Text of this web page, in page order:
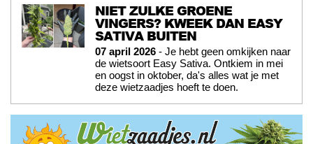
NIET ZULKE GROENE
VINGERS? KWEEK DAN EASY
SATIVA BUITEN
07 april 2026 - Je hebt geen omkijken naar
de wietsoort Easy Sativa. Ontkiem in mei
en oogst in oktober, da's alles wat je met
deze wietzaadjes hoeft te doen.